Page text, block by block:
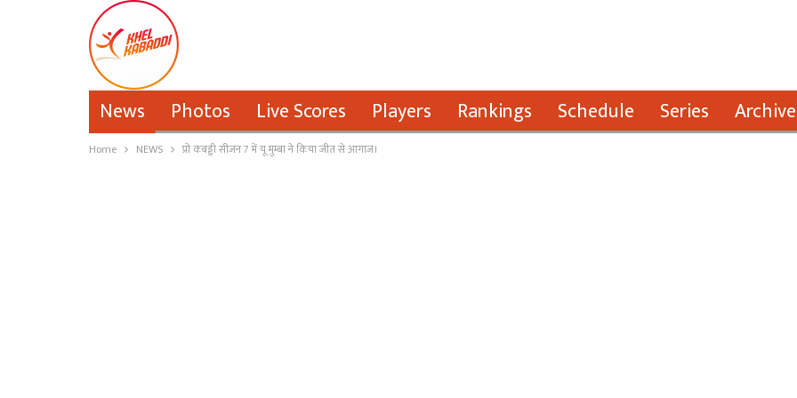
News Photos Live Scores Players Rankings Schedule Series
Home NEWS प्रो कबड्डी सीजन 7 में यू मुम्बा ने किया जीत से आगाज।